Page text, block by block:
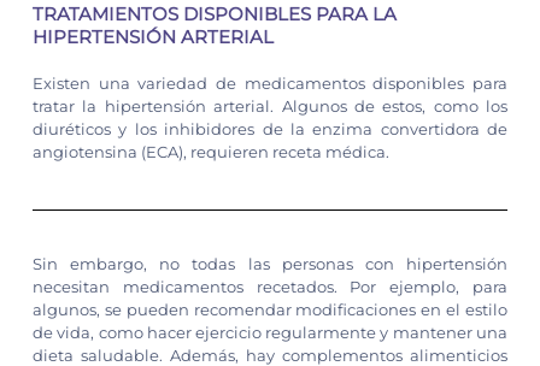
TRATAMIENTOS DISPONIBLES PARA LA
HIPERTENSIÓN ARTERIAL
Existen una variedad de medicamentos disponibles para
tratar la hipertensión arterial. Algunos de estos, como los
diuréticos y los inhibidores de la enzima convertidora de
angiotensina (ECA), requieren receta médica.
Sin embargo, no todas las personas con hipertensión
necesitan medicamentos recetados. Por ejemplo, para
algunos, se pueden recomendar modificaciones en el estilo
de vida, como hacer ejercicio regularmente y mantener una
dieta saludable. Además, hay complementos alimenticios